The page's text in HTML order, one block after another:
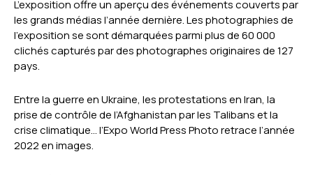
L’exposition offre un aperçu des événements couverts par
les grands médias l’année dernière. Les photographies de
l’exposition se sont démarquées parmi plus de 60 000
clichés capturés par des photographes originaires de 127
pays.
Entre la guerre en Ukraine, les protestations en Iran, la
prise de contrôle de l’Afghanistan par les Talibans et la
crise climatique… l’Expo World Press Photo retrace l’année
2022 en images.